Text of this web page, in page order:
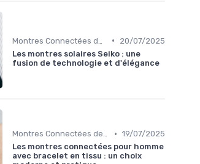
•
20/07/2025
Les montres solaires Seiko : une
fusion de technologie et d'élégance
Montres Connectées de Luxe • 19/07/2025
Les montres connectées pour homme
avec bracelet en tissu : un choix